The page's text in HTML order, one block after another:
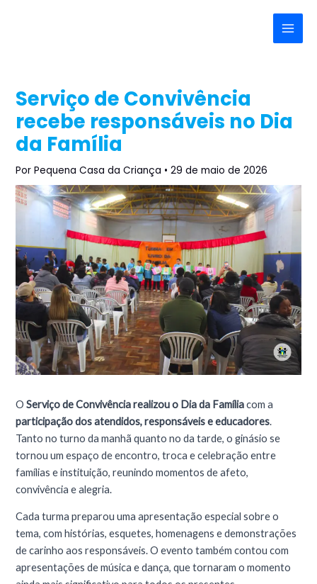
Main
Menu
Serviço de Convivência
recebe responsáveis no Dia
da Família
PorPequena Casa da Criança •29 de maio de 2026
OServiço de Convivência realizou o Dia da Famíliacom a
participação dos atendidos, responsáveis e educadores.
Tanto no turno da manhã quanto no da tarde, o ginásio se
tornou um espaço de encontro, troca e celebração entre
famílias e instituição, reunindo momentos de afeto,
convivência e alegria.
Cada turma preparou uma apresentação especial sobre o
tema, com histórias, esquetes, homenagens e demonstrações
de carinho aos responsáveis. O evento também contou com
apresentações de música e dança, que tornaram o momento